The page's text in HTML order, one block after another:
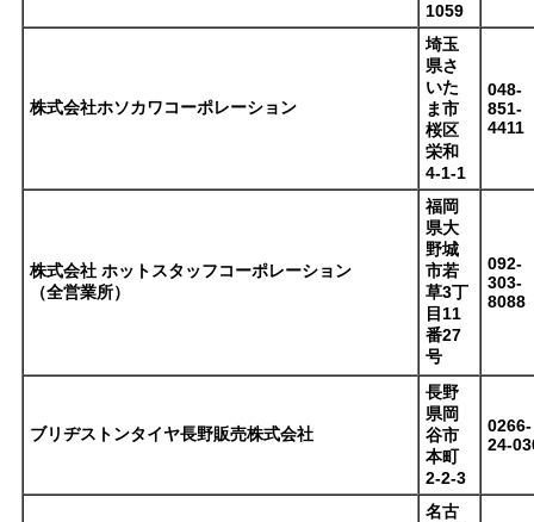
1059
株式会社ホソカワコーポレーション
埼玉
県さ
いた
ま市
桜区
栄和
4-1-1
048-
851-
4411
株式会社 ホットスタッフコーポレーション
（全営業所）
福岡
県大
野城
市若
草3丁
目11
番27
号
092-
303-
8088
ブリヂストンタイヤ長野販売株式会社
長野
県岡
谷市
本町
2-2-3
0266-
24-
名古